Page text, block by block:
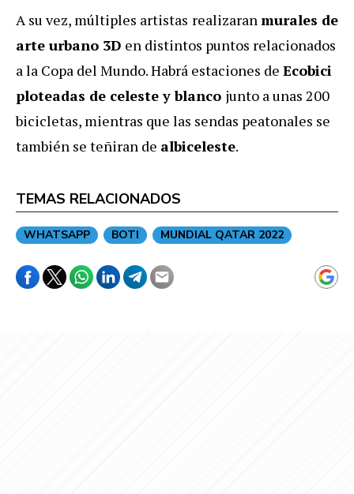
A su vez, múltiples artistas realizaranmurales de
arte urbano 3D en distintos puntos relacionados
a la Copa del Mundo. Habrá estaciones de Ecobici
ploteadas de celeste y blanco junto a unas 200
bicicletas, mientras que las sendas peatonales se
también se teñiran de albiceleste.
TEMAS RELACIONADOS
WHATSAPP BOTI MUNDIAL QATAR 2022